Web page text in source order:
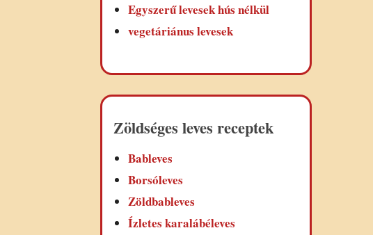
Egyszerű levesek hús nélkül
vegetáriánus levesek
Zöldséges leves receptek
Bableves
Borsóleves
Zöldbableves
Ízletes karalábéleves